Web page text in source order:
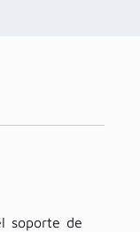
soporte de